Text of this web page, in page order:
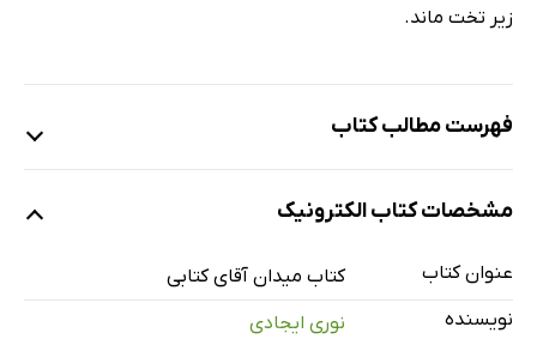
زیر تخت ماند.
فهرست مطالب کتاب
آهنگ ناموزون کفش‌هایش
عروس
مشخصات کتاب الکترونیک
عنوان کتاب
کتاب میدان آقای کتابی
نویسنده
نوری ایجادی